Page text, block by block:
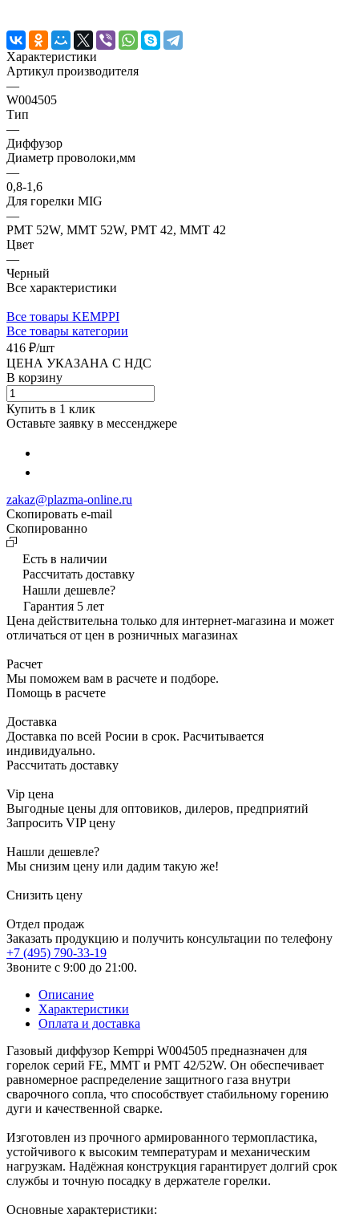
Характеристики
Артикул производителя
—
W004505
Тип
—
Диффузор
Диаметр проволоки,мм
—
0,8-1,6
Для горелки MIG
—
PMT 52W, MMT 52W, PMT 42, MMT 42
Цвет
—
Черный
Все характеристики
Все товары KEMPPI
Все товары категории
416 ₽/шт
ЦЕНА УКАЗАНА С НДС
В корзину
Купить в 1 клик
Оставьте заявку в мессенджере
zakaz@plazma-online.ru
Скопировать e-mail
Cкопированно
Есть в наличии
Рассчитать доставку
Нашли дешевле?
Гарантия 5 лет
Цена действительна только для интернет-магазина и может
отличаться от цен в розничных магазинах
Расчет
Мы поможем вам в расчете и подборе.
Помощь в расчете
Доставка
Доставка по всей Росии в срок. Расчитывается
индивидуально.
Рассчитать доставку
Vip цена
Выгодные цены для оптовиков, дилеров, предприятий
Запросить VIP цену
Нашли дешевле?
Мы снизим цену или дадим такую же!
Снизить цену
Отдел продаж
Заказать продукцию и получить консультации по телефону
+7 (495) 790-33-19
Звоните с 9:00 до 21:00.
Описание
Характеристики
Оплата и доставка
Газовый диффузор Kemppi W004505 предназначен для
горелок серий FE, MMT и PMT 42/52W. Он обеспечивает
равномерное распределение защитного газа внутри
сварочного сопла, что способствует стабильному горению
дуги и качественной сварке.
Изготовлен из прочного армированного термопластика,
устойчивого к высоким температурам и механическим
нагрузкам. Надёжная конструкция гарантирует долгий срок
службы и точную посадку в держателе горелки.
Основные характеристики: